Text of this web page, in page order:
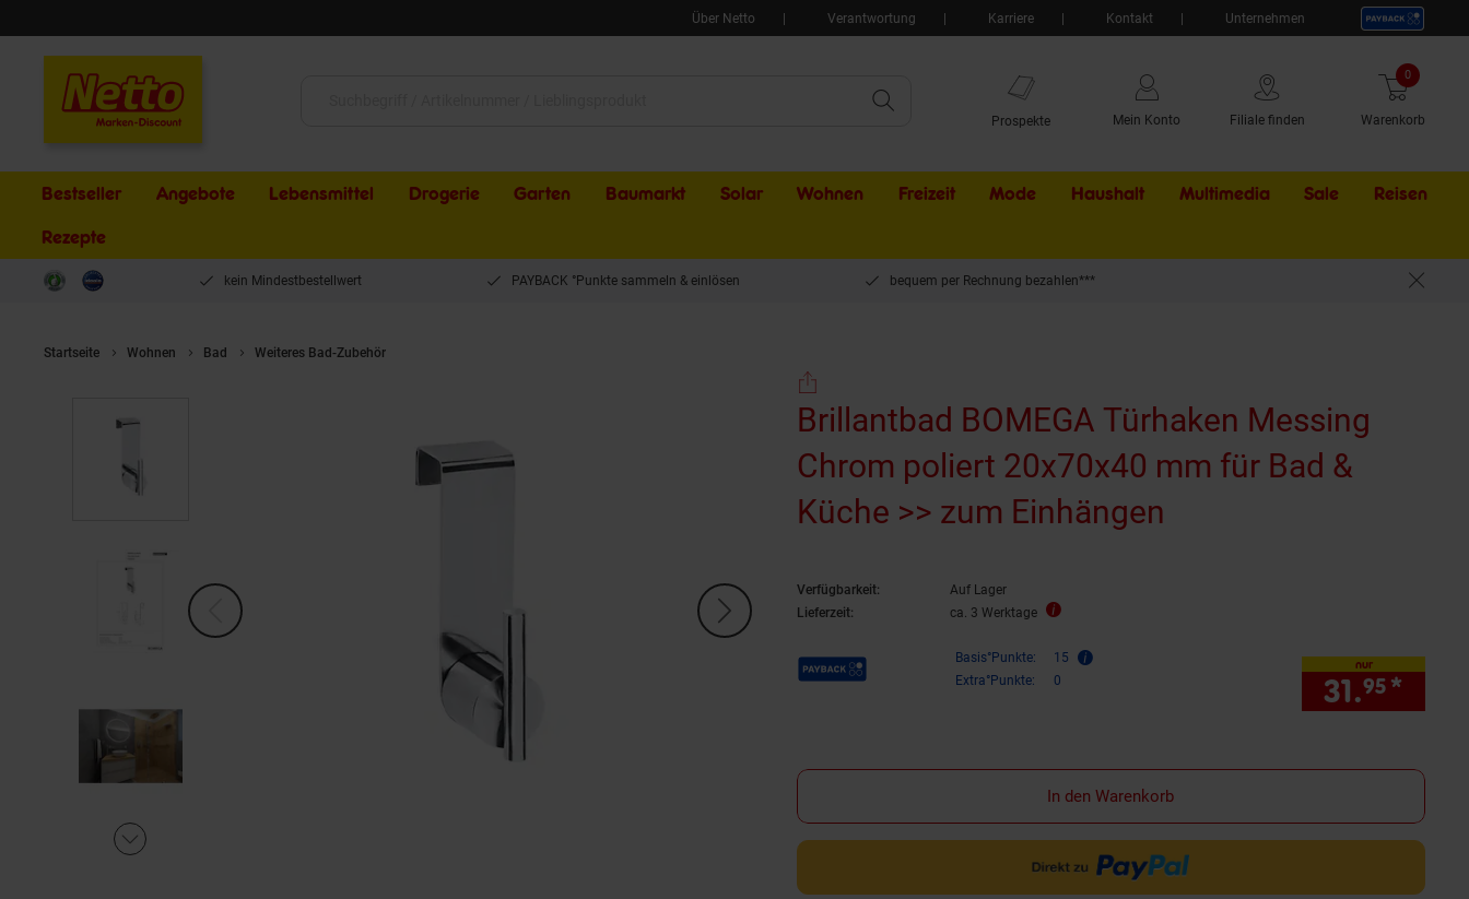
Über Netto Verantwortung Karriere Kontakt Unternehmen
Prospekte Mein Konto Filiale finden Warenkorb
0 Artikel
Bestseller Angebote Lebensmittel Drogerie Garten Baumarkt Solar Wohnen Freizeit Mode Haushalt Multimedia Sale Externer
Reisen
Rezepte
kein Mindestbestellwert PAYBACK °Punkte sammeln & einlösen bequem per Rechnung bezahlen***
Startseite Wohnen Bad Weiteres Bad-Zubehör
Brillantbad BOMEGA Türhaken Messing
Chrom poliert 20x70x40 mm für Bad &
Küche >> zum Einhängen
Verfügbarkeit:
Auf Lager
Lieferzeit:
ca. 3 Werktage
Payback Punkte Basis°Punkte:
15
Extra°Punkte:
0
nur
31.95 *
In den Warenkorb